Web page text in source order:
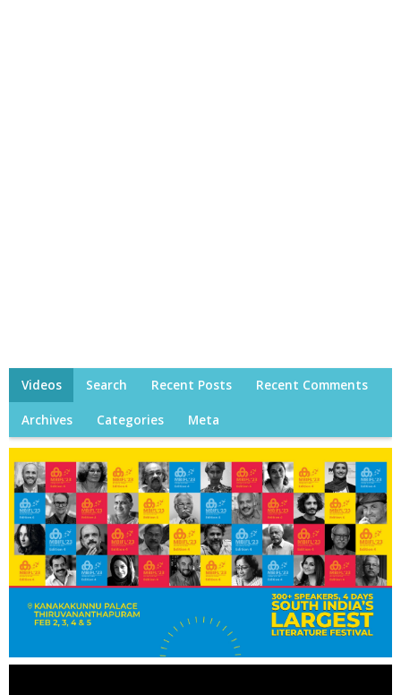
Videos Search Recent Posts Recent Comments
Archives Categories Meta